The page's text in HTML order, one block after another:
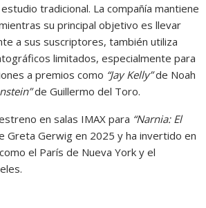
tradicional. La compañía mantiene
su principal objetivo es llevar
a sus suscriptores, también utiliza
limitados, especialmente para
a premios como “Jay Kelly”de Noah
de Guillermo del Toro.
en salas IMAX para “Narnia: El
Greta Gerwig en 2025 y ha invertido en
el París de Nueva York y el